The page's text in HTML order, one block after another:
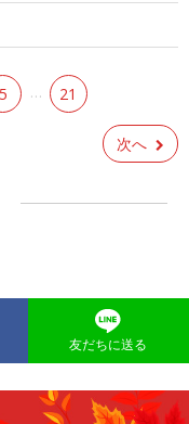
5 … 21
次へ
友だちに送る